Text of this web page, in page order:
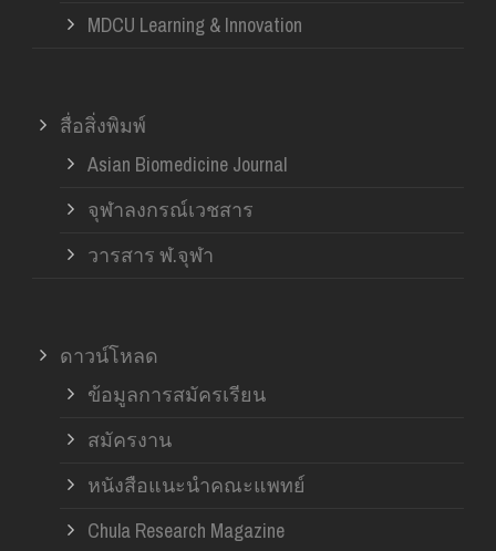
MDCU Learning & Innovation
สื่อสิ่งพิมพ์
Asian Biomedicine Journal
จุฬาลงกรณ์เวชสาร
วารสาร ฬ.จุฬา
ดาวน์โหลด
ข้อมูลการสมัครเรียน
สมัครงาน
หนังสือแนะนำคณะแพทย์
Chula Research Magazine